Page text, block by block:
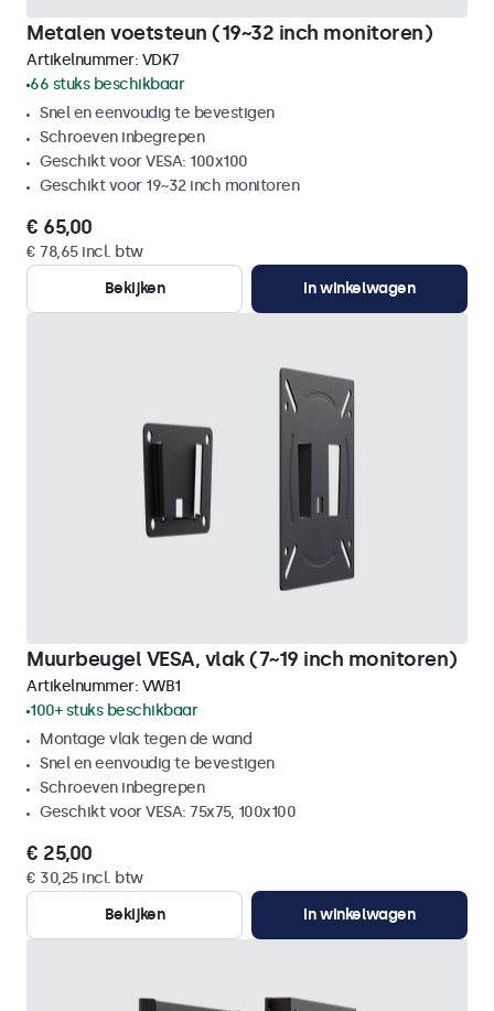
Metalen voetsteun (19~32 inch monitoren)
Artikelnummer: VDK7
66 stuks beschikbaar
Snel en eenvoudig te bevestigen
Schroeven inbegrepen
Geschikt voor VESA: 100x100
Geschikt voor 19~32 inch monitoren
€ 65,00
€ 78,65 incl. btw
Bekijken
In winkelwagen
Muurbeugel VESA, vlak (7~19 inch monitoren)
Artikelnummer: VWB1
100+ stuks beschikbaar
Montage vlak tegen de wand
Snel en eenvoudig te bevestigen
Schroeven inbegrepen
Geschikt voor VESA: 75x75, 100x100
€ 25,00
€ 30,25 incl. btw
Bekijken
In winkelwagen